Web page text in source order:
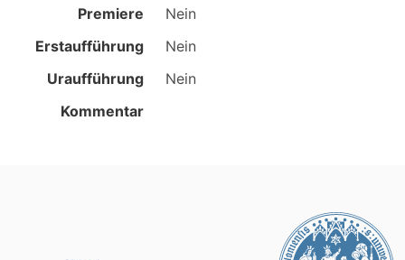
Premiere
Nein
Erstaufführung
Nein
Uraufführung
Nein
Kommentar